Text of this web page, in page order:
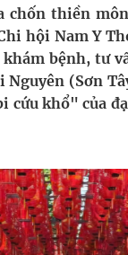
thư
chốn thiền
hội Nam Y
bệnh, tư
(Sơn
khổ" của